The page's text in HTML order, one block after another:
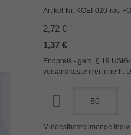
Artikel-Nr. KOEI-020-ros-
2,72 €
1,37 €
Endpreis - gem. § 19
versandkostenfrei innerh.
Mindestbestellmenge